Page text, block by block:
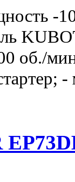
-
об./